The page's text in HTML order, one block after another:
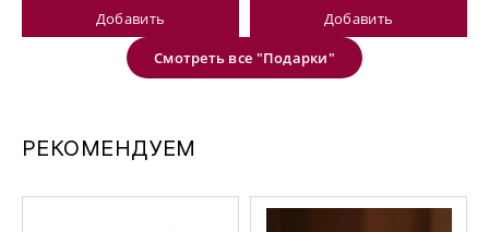
Добавить
Добавить
Смотреть все "Подарки"
РЕКОМЕНДУЕМ